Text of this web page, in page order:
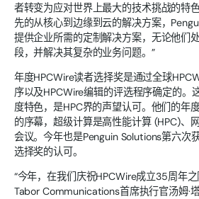
者转变为应对世界上最大的技术挑战的特
先的从核心到边缘到云的解决方案，
提供企业所需的定制解决方案，无论他们
段，并解决其复杂的业务问题。”
年度HPCWire读者选择奖是通过全球
序以及HPCWire编辑的评选程序确定的。
度特色，是HPC界的声望认可。他们的年
的序幕，超级计算是高性能计算 (HPC)、
会议。今年也是Penguin Solutions第六次
选择奖的认可。
“今年，在我们庆祝HPCWire成立35周年
Tabor Communications首席执行官汤姆·